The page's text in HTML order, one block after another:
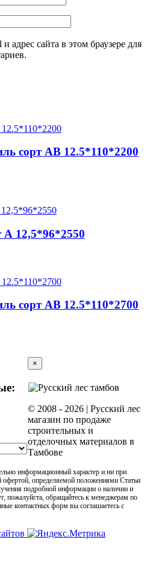
адрес сайта в этом браузере для
сорт AB 12.5*110*2200
А 12,5*96*2550
сорт AB 12.5*110*2700
Close
product
quick
view
×
© 2008 - 2026 | Русский лес
магазин по продаже
строительных и
отделочных материалов в
Тамбове
информационный характер и ни при
офертой, определяемой положениями Статьи
подробной информации о наличии и
пожалуйста, обращайтесь к менеджерам по
контактных форм вы соглашаетесь с